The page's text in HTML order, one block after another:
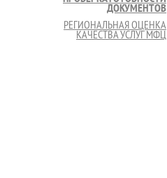
ДОКУМЕНТОВ
РЕГИОНАЛЬНАЯ ОЦЕНКА
КАЧЕСТВА УСЛУГ МФЦ